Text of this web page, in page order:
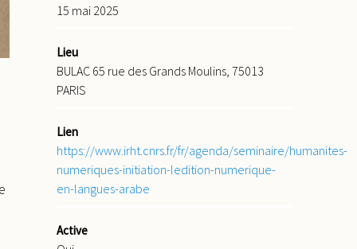
15 mai 2025
Lieu
BULAC 65 rue des Grands Moulins, 75013
PARIS
Lien
https://www.irht.cnrs.fr/fr/agenda/seminaire/humanites-
numeriques-initiation-ledition-numerique-
en-langues-arabe
Active